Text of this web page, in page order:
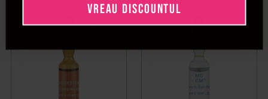
VREAU DISCOUNTUL